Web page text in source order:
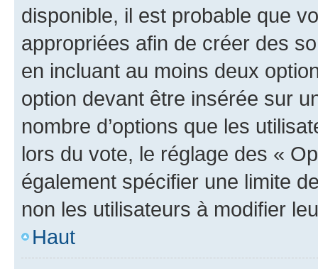
disponible, il est probable que
appropriées afin de créer des
en incluant au moins deux
option devant être insérée sur
nombre d’options que les
lors du vote, le réglage des «
également spécifier une limite
non les utilisateurs à modifier
Haut